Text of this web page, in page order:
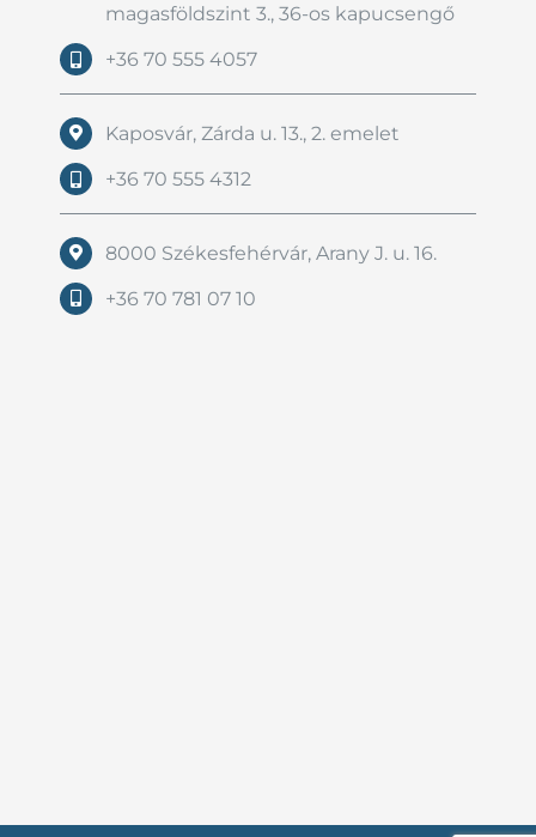
magasföldszint 3., 36-os kapucsengő
+36 70 555 4057
Kaposvár, Zárda u. 13., 2. emelet
+36 70 555 4312
8000 Székesfehérvár, Arany J. u. 16.
+36 70 781 07 10